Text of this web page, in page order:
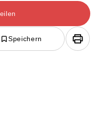
Speichern